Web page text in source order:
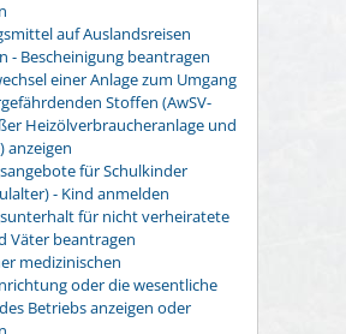
auf Auslandsreisen
- Bescheinigung beantragen
einer Anlage zum Umgang
Stoffen (AwSV-
Heizölverbraucheranlage und
anzeigen
für Schulkinder
- Kind anmelden
für nicht verheiratete
Väter beantragen
medizinischen
oder die wesentliche
Betriebs anzeigen oder